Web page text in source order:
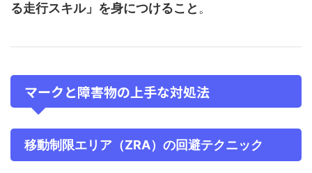
る走行スキル」を身につけること 。
マークと障害物の上手な対処法
移動制限エリア（ZRA）の回避テクニック